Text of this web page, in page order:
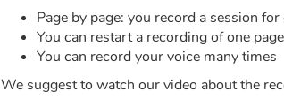
Page by page: you record a session for
You can restart a recording of one
You can record your voice many times
We suggest to watch our video about the